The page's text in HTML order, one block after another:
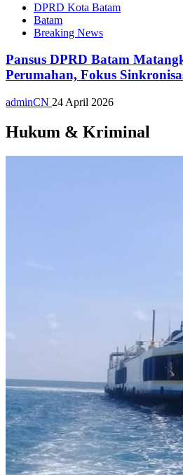
DPRD Kota Batam
Batam
Breaking News
Pansus DPRD Batam
Perumahan, Fokus
adminCN 24 April 2026
Hukum & Kriminal